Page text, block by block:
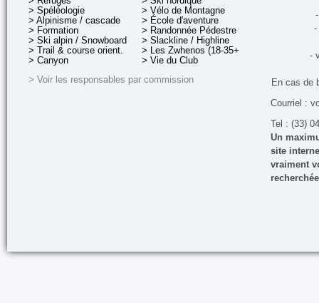
> Spéléologie
> Alpinisme / cascade
> Formation
> Ski alpin / Snowboard
> Trail & course orient.
> Canyon
> Vélo de Montagne
> École d'aventure
> Randonnée Pédestre
> Slackline / Highline
> Les Zwhenos (18-35+ ans)
> Vie du Club
> Voir les responsables par commission
-
-
En cas de
Courriel :
Tel : (33)
Un
site
vraiment